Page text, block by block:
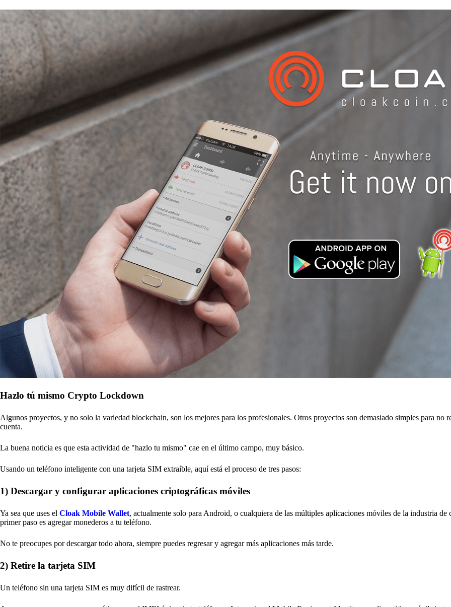
Hazlo tú mismo Crypto Lockdown
Algunos proyectos, y no solo la variedad blockchain, son los mejores para los profesionales. Otros proyectos son demasiado simples para no
cuenta.
La buena noticia es que esta actividad de "hazlo tu mismo" cae en el último campo, muy básico.
Usando un teléfono inteligente con una tarjeta SIM extraíble, aquí está el proceso de tres pasos:
1) Descargar y configurar aplicaciones criptográficas móviles
Ya sea que uses el Cloak Mobile Wallet, actualmente solo para Android, o cualquiera de las múltiples aplicaciones móviles de la industria de
primer paso es agregar monederos a tu teléfono.
No te preocupes por descargar todo ahora, siempre puedes regresar y agregar más aplicaciones más tarde.
2) Retire la tarjeta SIM
Un teléfono sin una tarjeta SIM es muy difícil de rastrear.